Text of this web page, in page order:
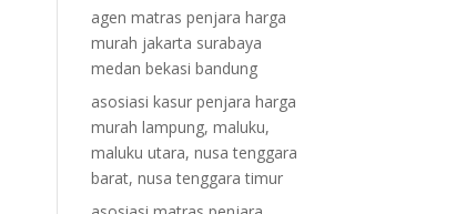
agen matras penjara harga
murah jakarta surabaya
medan bekasi bandung
asosiasi kasur penjara harga
murah lampung, maluku,
maluku utara, nusa tenggara
barat, nusa tenggara timur